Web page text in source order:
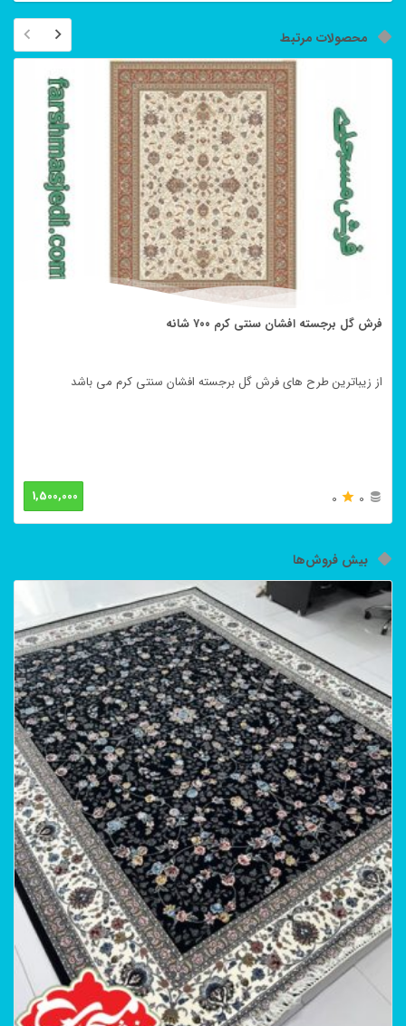
محصولات مرتبط
فرش گل برجسته افشان سنتی کرم ۷۰۰ شانه
از زیباترین طرح های فرش گل برجسته افشان سنتی کرم می باشد
0
0
1,500,000
بیش فروش‌ها